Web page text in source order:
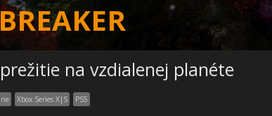
na vzdialenej planéte
Xbox Series X|S PS5